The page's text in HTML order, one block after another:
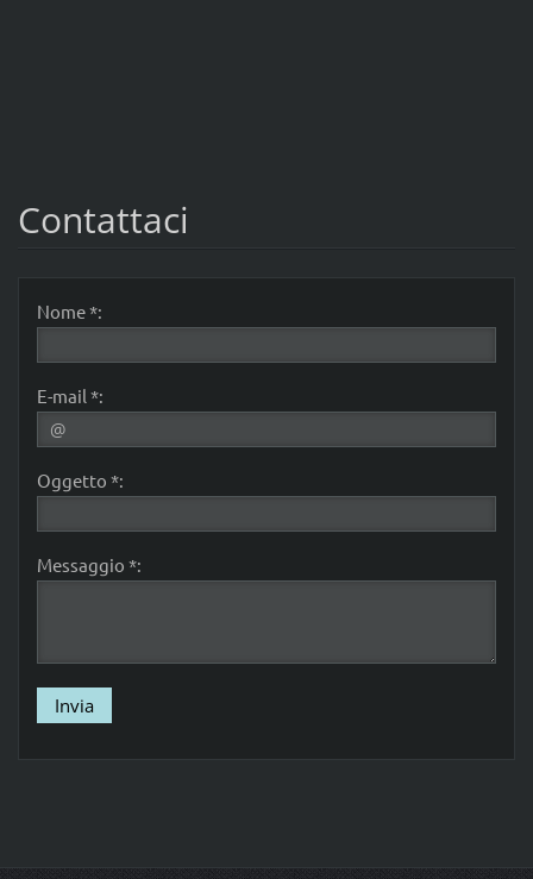
Contattaci
Nome *:
E-mail *:
Oggetto *:
Messaggio *: